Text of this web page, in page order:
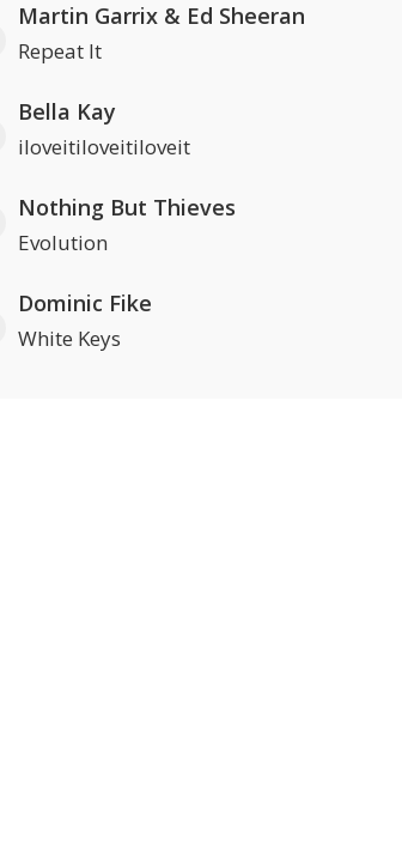
Martin Garrix & Ed Sheeran
Repeat It
Bella Kay
iloveitiloveitiloveit
Nothing But Thieves
Evolution
Dominic Fike
White Keys